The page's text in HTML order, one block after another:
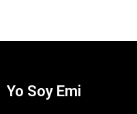
Yo Soy Emi